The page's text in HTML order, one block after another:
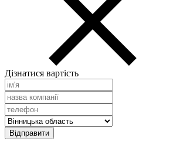
Дізнатися вартість